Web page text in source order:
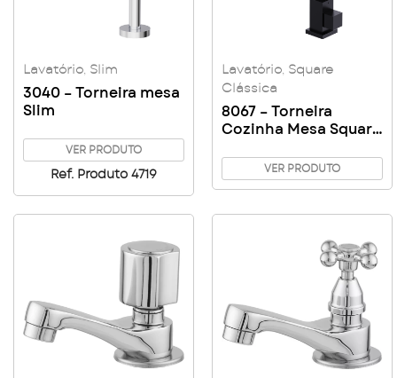
Lavatório, Slim
3040 – Torneira mesa
Slim
VER PRODUTO
Ref. Produto 4719
Lavatório, Square
Clássica
8067 – Torneira
Cozinha Mesa Square
VER PRODUTO